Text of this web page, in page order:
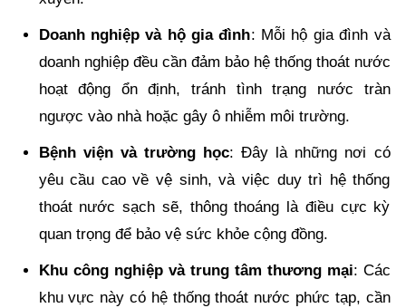
Doanh nghiệp và hộ gia đình: Mỗi hộ gia đình và
doanh nghiệp đều cần đảm bảo hệ thống thoát nước
hoạt động ổn định, tránh tình trạng nước tràn
ngược vào nhà hoặc gây ô nhiễm môi trường.
Bệnh viện và trường học: Đây là những nơi có
yêu cầu cao về vệ sinh, và việc duy trì hệ thống
thoát nước sạch sẽ, thông thoáng là điều cực kỳ
quan trọng để bảo vệ sức khỏe cộng đồng.
Khu công nghiệp và trung tâm thương mại: Các
khu vực này có hệ thống thoát nước phức tạp, cần